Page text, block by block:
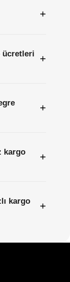
+
ücretleri
+
+
kargo
+
kargo
+